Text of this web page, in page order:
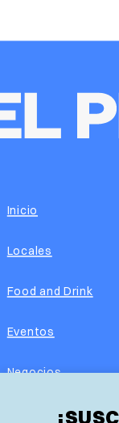
Inicio
Locales
Food and Drink
Eventos
Negocios
Real Estate